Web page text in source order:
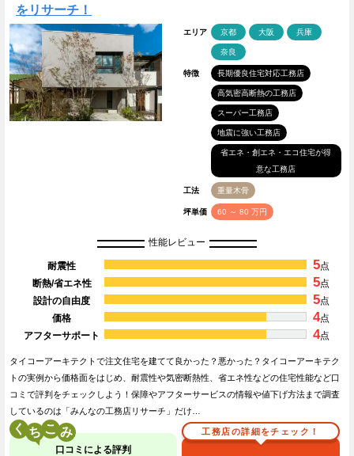
をリサーチ！
エリア 京都 大阪 兵庫
奈良
特徴 長期優良住宅対応工務店
高気密高断熱の工務店
スーパー工務店
地震に強い工務店
省エネ・創エネ・エコ住宅が得
意な工務店
工法 重量木骨
坪単価 60 ～ 80 万円
性能レビュー
耐震性 5点
断熱/省エネ性
5点
設計の自由度
5点
価格
4点
アフターサポート
4点
タイコーアーキテクトで注文住宅を建てて良かった？悪かった？タイコーアーキテク
トの実例から価格面をはじめ、耐震性や気密断熱性、省エネ性などの住宅性能など口
コミで評判をチェックしよう！保障やアフターサービスの情報や値下げ方法まで調査
しているのは「みんなの工務店リサーチ」だけ…
く こ
口コミによる評判
工務店の詳細をチェック！